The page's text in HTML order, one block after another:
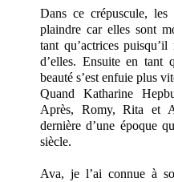
Dans ce crépuscule,
plaindre car elles sont
tant qu’actrices
d’elles. Ensuite en tant
beauté s’est enfuie plus
Quand Katharine
Après, Romy, Rita et
dernière d’une époque
siècle.
Ava, je l’ai connue à